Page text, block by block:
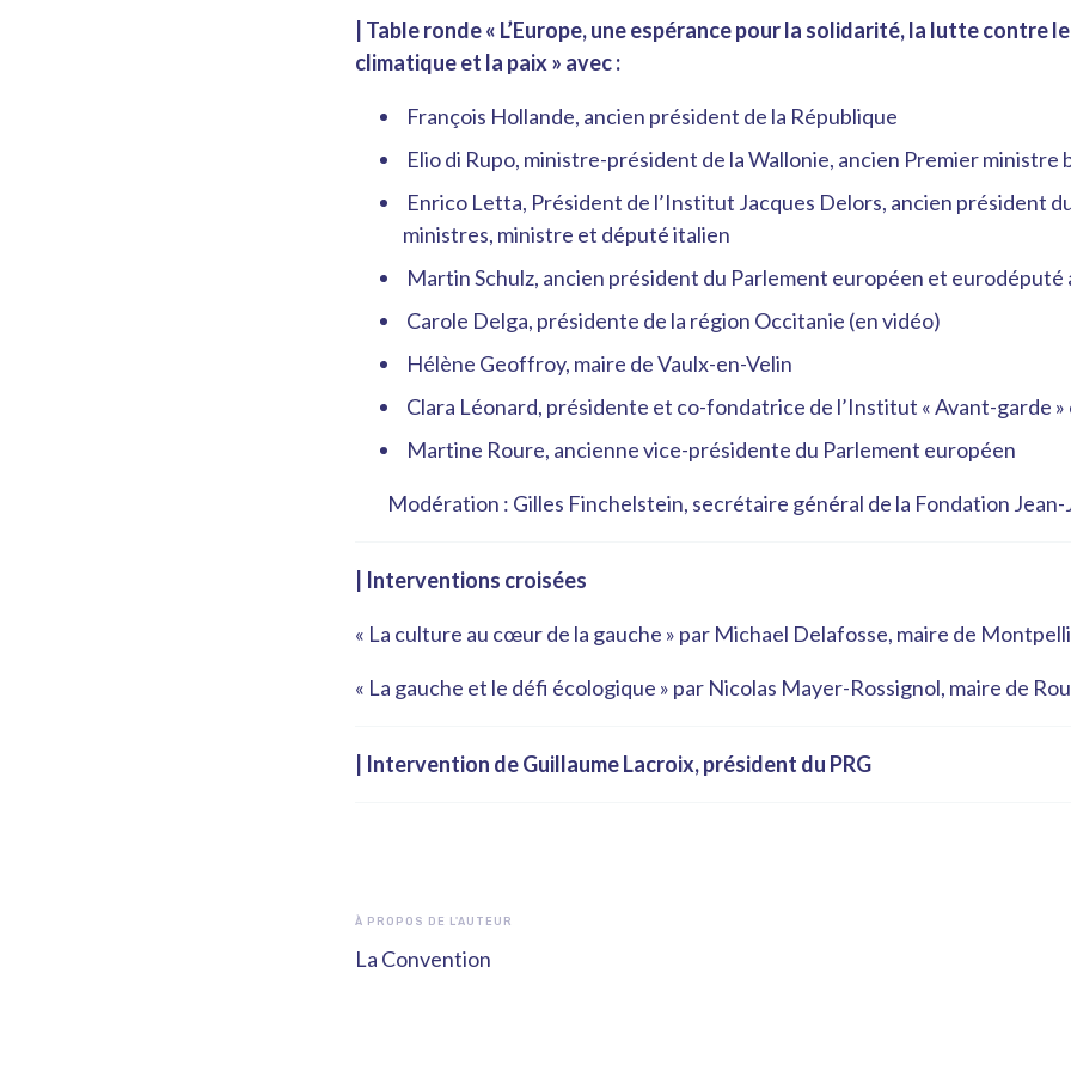
| Table ronde « L’Europe, une espérance pour la solidarité, la lutte contre
climatique et la paix » avec :
François Hollande, ancien président de la République
Elio di Rupo, ministre-président de la Wallonie, ancien Premier ministre
Enrico Letta, Président de l’Institut Jacques Delors, ancien président
ministres, ministre et député italien
Martin Schulz, ancien président du Parlement européen et eurodéputé
Carole Delga, présidente de la région Occitanie (en vidéo)
Hélène Geoffroy, maire de Vaulx-en-Velin
Clara Léonard, présidente et co-fondatrice de l’Institut « Avant-garde
Martine Roure, ancienne vice-présidente du Parlement européen
Modération : Gilles Finchelstein, secrétaire général de la Fondation Jean-
| Interventions croisées
« La culture au cœur de la gauche » par Michael Delafosse, maire de
« La gauche et le défi écologique » par Nicolas Mayer-Rossignol, maire de
| Intervention de Guillaume Lacroix, président du PRG
À PROPOS DE L'AUTEUR
La Convention